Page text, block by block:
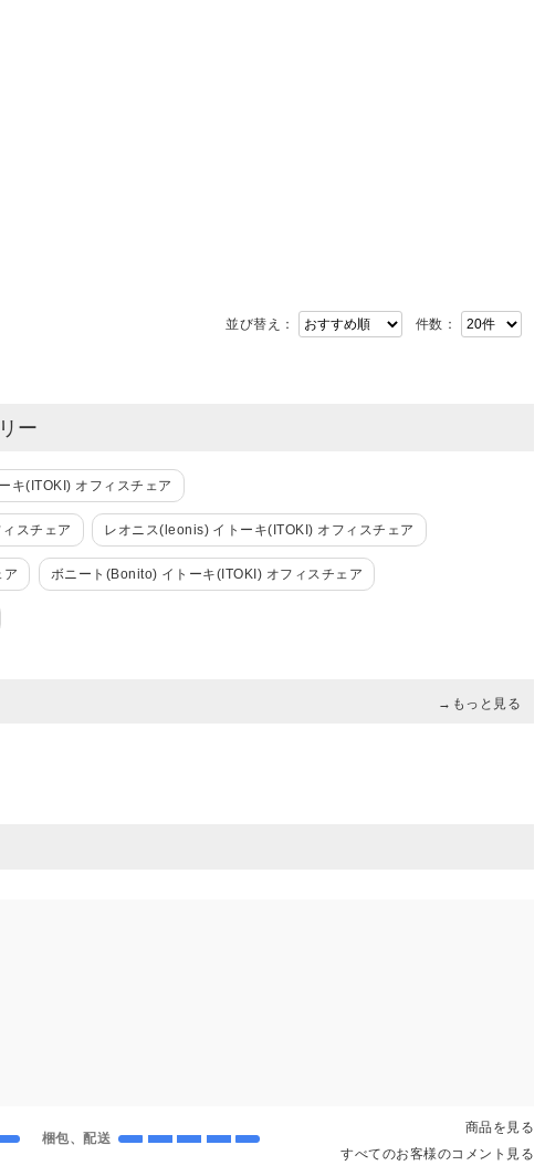
並び替え： 件数：
ー
キ(ITOKI) オフィスチェア
スチェア レオニス(leonis) イトーキ(ITOKI) オフィスチェア
ア ボニート(Bonito) イトーキ(ITOKI) オフィスチェア
→もっと見る
梱包、配送
商品を見る
すべてのお客様のコメント見る